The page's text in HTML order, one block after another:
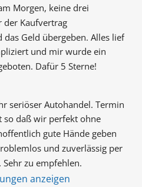
Morgen, keine drei
der Kaufvertrag
Geld übergeben. Alles lief
und mir wurde ein
Dafür 5 Sterne!
seriöser Autohandel. Termin
so daß wir perfekt ohne
gute Hände geben
und zuverlässig per
zu empfehlen.
anzeigen